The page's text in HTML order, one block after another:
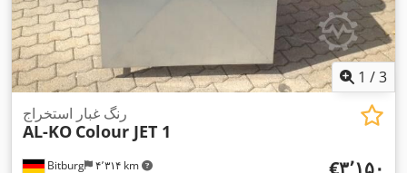
1 /3
Bitburg ۴٬۳۱۴ km
رنگ غبار استخراج
AL-KO Colour JET 1
‎€۳٬۱۵۰